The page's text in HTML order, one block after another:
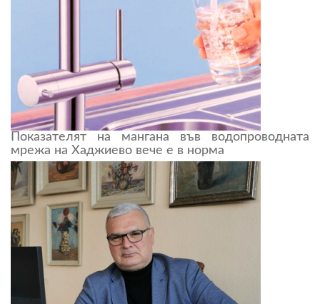
Показателят на мангана във водопроводната
мрежа на Хаджиево вече е в норма